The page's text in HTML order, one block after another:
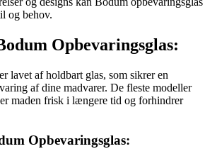
og behov.
Opbevaringsglas:
lavet af holdbart glas, som sikrer en
af dine madvarer. De fleste modeller
maden frisk i længere tid og forhindrer
Opbevaringsglas: